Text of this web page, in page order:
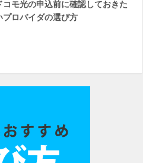
コモ光の申込前に確認しておきた
プロバイダの選び方